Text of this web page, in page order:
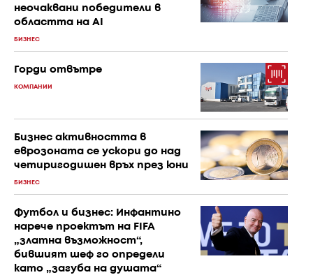
неочаквани победители в
областта на AI
БИЗНЕС
Горди отвътре
КОМПАНИИ
Бизнес активността в
еврозоната се ускори до над
четиригодишен връх през юни
БИЗНЕС
Футбол и бизнес: Инфантино
нарече проектът на FIFA
„златна възможност“,
бившият шеф го определи
като „загуба на душата“